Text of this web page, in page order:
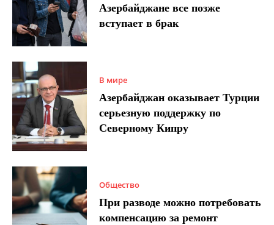
Азербайджане все позже
вступает в брак
В мире
Азербайджан оказывает Турции
серьезную поддержку по
Северному Кипру
Общество
При разводе можно потребовать
компенсацию за ремонт